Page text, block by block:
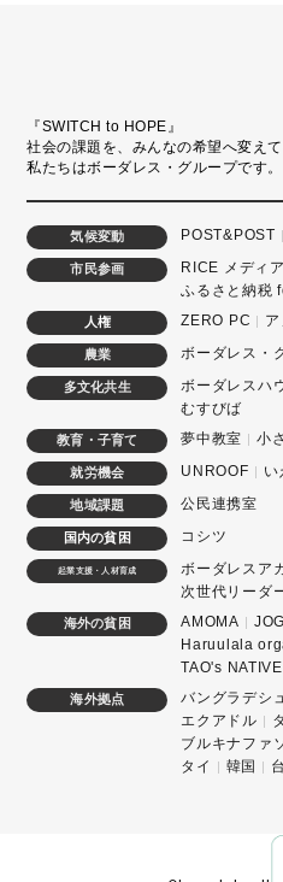
『SWITCH to HOPE』
社会の課題を、みんなの希望へ変えて
私たちはボーダレス・グループです。
気候変動 POST&POST
市民参画 RICE メディア
ふるさと納税
人権 ZERO PC
農業 ボーダレス・
多文化共生 ボーダレスハ
むすびば
教育・子育て 夢中教室 小
就労機会 UNROOF い
地域課題 公民連携室
国内の貧困 コシツ
起業支援・人材育成
ボーダレスア
次世代リーダ
海外の貧困 AMOMA
Haruulala
TAO's
海外拠点 バングラデシュ
エクアドル
ブルキナファ
タイ
韓国